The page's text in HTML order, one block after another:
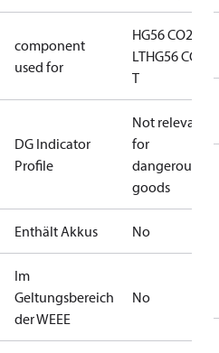
component
used for
HG56 CO2
LTHG56 CO2
T
DG Indicator
Profile
Not relevant
for
dangerous
goods
Enthält Akkus No
Im
Geltungsbereich
der WEEE
No